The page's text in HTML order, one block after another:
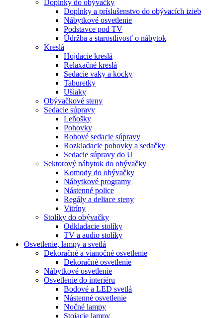
Doplnky do obývačky
Doplnky a príslušenstvo do obývacích izieb
Nábytkové osvetlenie
Podstavce pod TV
Údržba a starostlivosť o nábytok
Kreslá
Hojdacie kreslá
Relaxačné kreslá
Sedacie vaky a kocky
Taburetky
Ušiaky
Obývačkové steny
Sedacie súpravy
Leňošky
Pohovky
Rohové sedacie súpravy
Rozkladacie pohovky a sedačky
Sedacie súpravy do U
Sektorový nábytok do obývačky
Komody do obývačky
Nábytkové programy
Nástenné police
Regály a deliace steny
Vitríny
Stolíky do obývačky
Odkladacie stolíky
TV a audio stolíky
Osvetlenie, lampy a svetlá
Dekoračné a vianočné osvetlenie
Dekoračné osvetlenie
Nábytkové osvetlenie
Osvetlenie do interiéru
Bodové a LED svetlá
Nástenné osvetlenie
Nočné lampy
Stojacie lampy